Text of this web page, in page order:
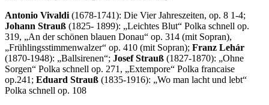
Antonio Vivaldi (1678-1741): Die Vier Jahreszeiten, op. 8 1-4;
Johann Strauß (1825- 1899): „Leichtes Blut“ Polka schnell op.
319, „An der schönen blauen Donau“ op. 314 (mit Sopran),
„Frühlingsstimmenwalzer“ op. 410 (mit Sopran); Franz Lehár
(1870-1948): „Ballsirenen“; Josef Strauß (1827-1870): „Ohne
Sorgen“ Polka schnell op. 271, „Extempore“ Polka francaise
op.241; Eduard Strauß (1835-1916): „Wo man lacht und lebt“
Polka schnell op. 108